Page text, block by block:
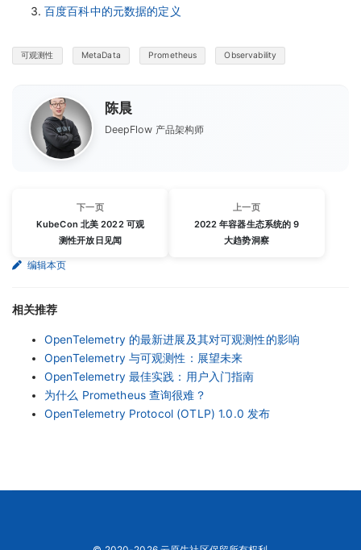
百度百科中的元数据的定义
可观测性 MetaData Prometheus Observability
陈晨
DeepFlow 产品架构师
下一页
KubeCon 北美 2022 可观
测性开放日见闻
上一页
2022 年容器生态系统的 9
大趋势洞察
编辑本页
相关推荐
OpenTelemetry 的最新进展及其对可观测性的影响
OpenTelemetry 与可观测性：展望未来
OpenTelemetry 最佳实践：用户入门指南
为什么 Prometheus 查询很难？
OpenTelemetry Protocol (OTLP) 1.0.0 发布